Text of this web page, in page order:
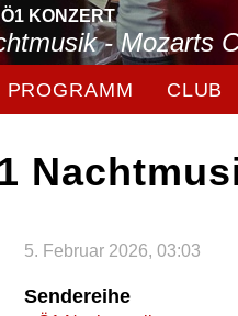
KONZERT
- Mozarts
PROGRAMM CLUB
5. Februar 2026, 03:03
Sendereihe